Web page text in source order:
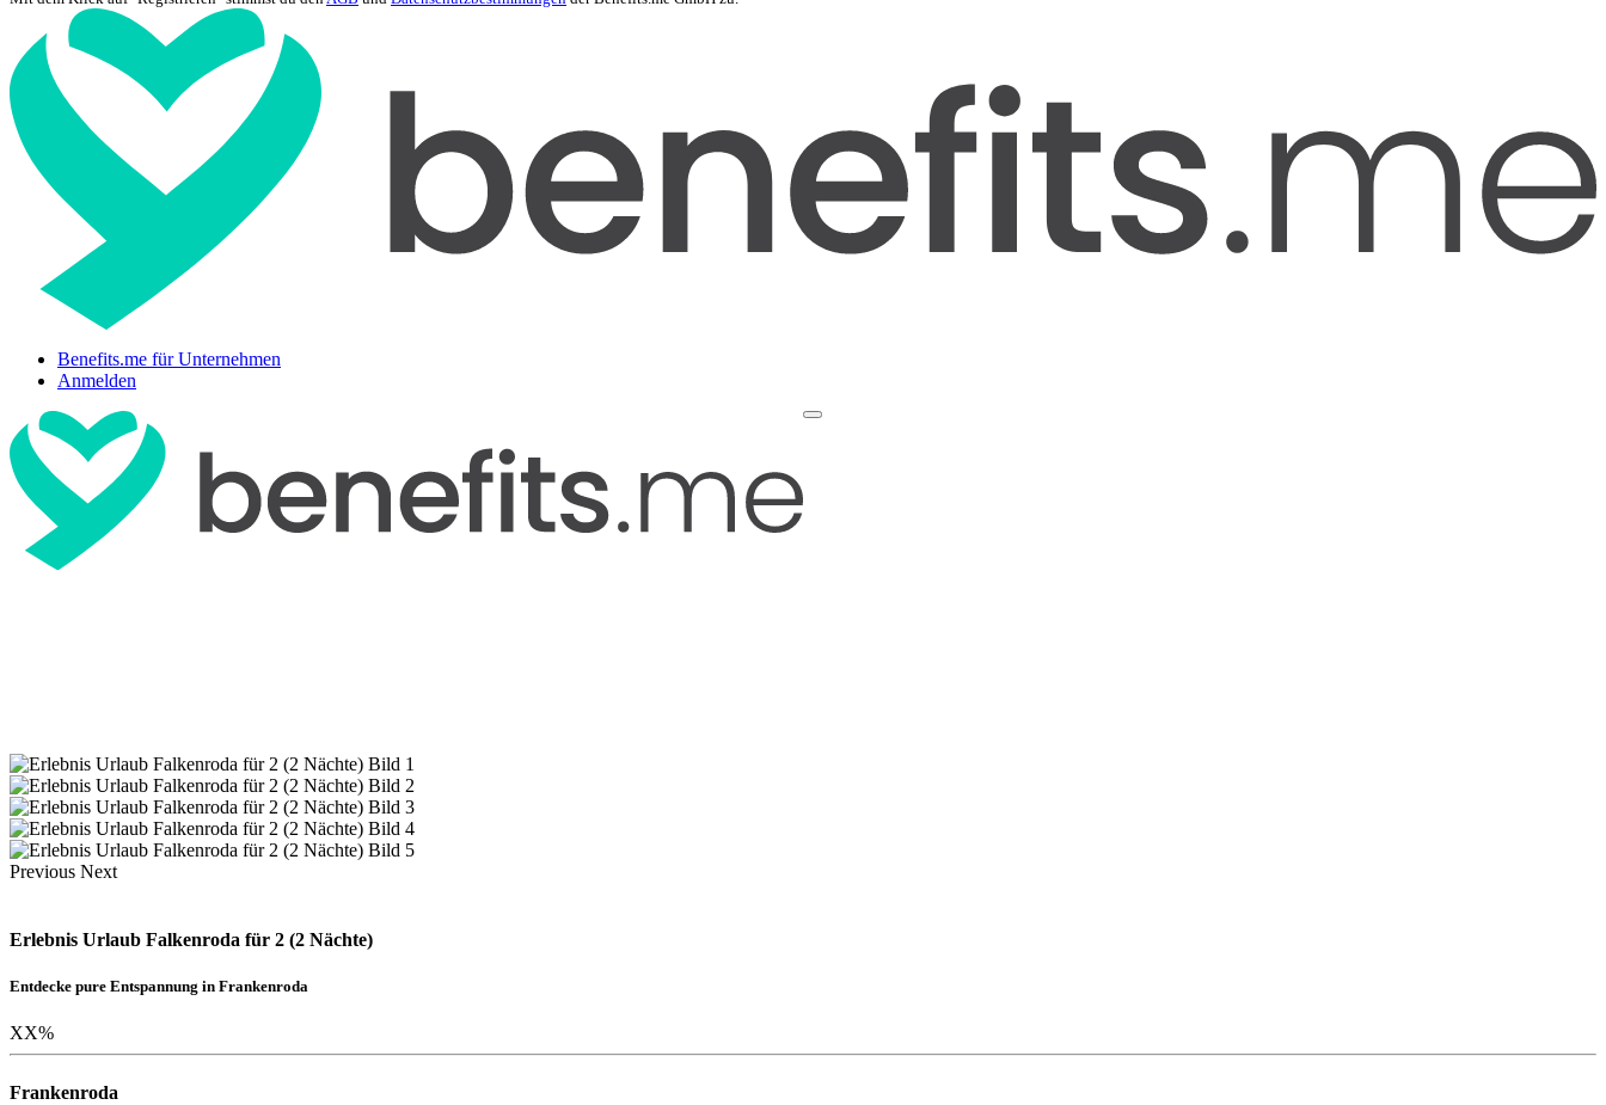
Benefits.me für Unternehmen
Anmelden
Previous Next
Erlebnis Urlaub Falkenroda für 2 (2 Nächte)
Entdecke pure Entspannung in Frankenroda
XX%
Frankenroda